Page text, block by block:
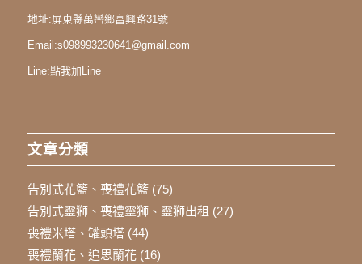
地址:屏東縣萬巒鄉富興路31號
Email:s098993230641@gmail.com
Line:點我加Line
文章分類
告別式花籃、喪禮花籃(75)
告別式靈獅、喪禮靈獅、靈獅出租 (27)
喪禮米塔、罐頭塔(44)
喪禮蘭花、追思蘭花(16)